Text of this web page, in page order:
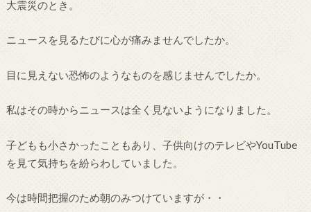
大震災のとき。
ニュースを見るたびに心が痛みませんでしたか。
目に見えない恐怖のようなものを感じませんでしたか。
私はその時からニュースは全く見ないようになりました。
子どもも小さかったこともあり、子供向けのテレビやYouTube
を見て気持ちを紛らわしていました。
今は時間把握のため朝のみつけていますが・・